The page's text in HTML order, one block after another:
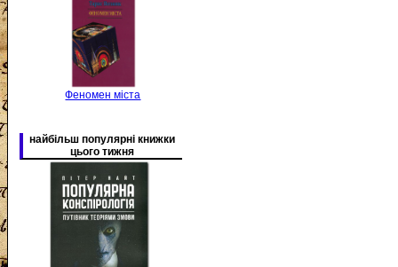
Феномен міста
найбільш популярні книжки
цього тижня